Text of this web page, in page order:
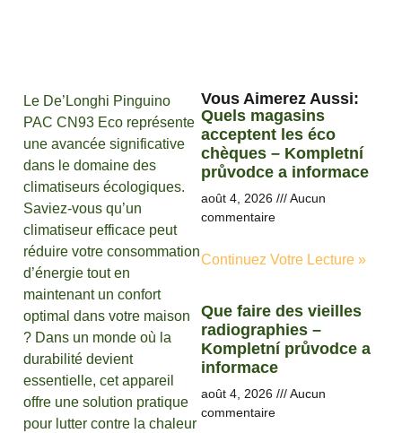
Le De’Longhi Pinguino
PAC CN93 Eco représente
une avancée significative
dans le domaine des
climatiseurs écologiques.
Saviez-vous qu’un
climatiseur efficace peut
réduire votre consommation
d’énergie tout en
maintenant un confort
optimal dans votre maison
? Dans un monde où la
durabilité devient
essentielle, cet appareil
offre une solution pratique
pour lutter contre la chaleur
Vous Aimerez Aussi :
Quels magasins
acceptent les éco
chèques – Kompletní
průvodce a informace
août 4, 2026
Aucun
commentaire
Continuez Votre Lecture »
Que faire des vieilles
radiographies –
Kompletní průvodce a
informace
août 4, 2026
Aucun
commentaire